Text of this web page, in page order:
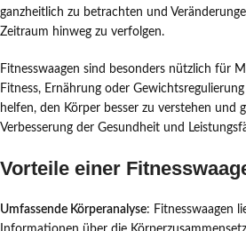
ganzheitlich zu betrachten und
Zeitraum hinweg zu verfolgen.
Fitnesswaagen sind besonders nützlich für
Fitness, Ernährung oder
helfen, den Körper besser zu verstehen und
Verbesserung der Gesundheit und
Vorteile einer
Umfassende Körperanalyse: Fitnesswaagen